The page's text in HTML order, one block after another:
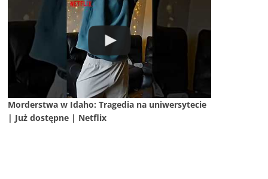
Morderstwa w Idaho: Tragedia na uniwersytecie
| Już dostępne | Netflix